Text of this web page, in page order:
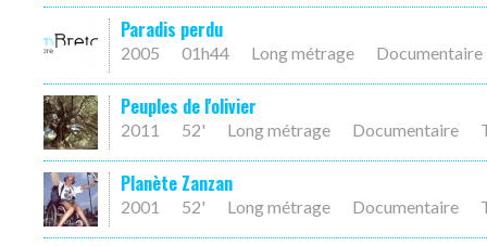
Paradis perdu
2005 01h44 Long métrage Documentaire
Peuples de l'olivier
2011 52' Long métrage Documentaire
Planète Zanzan
2001 52' Long métrage Documentaire